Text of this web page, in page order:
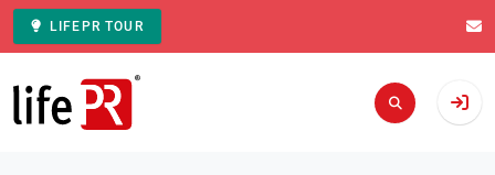
LIFEPR TOUR
Zur Startseite